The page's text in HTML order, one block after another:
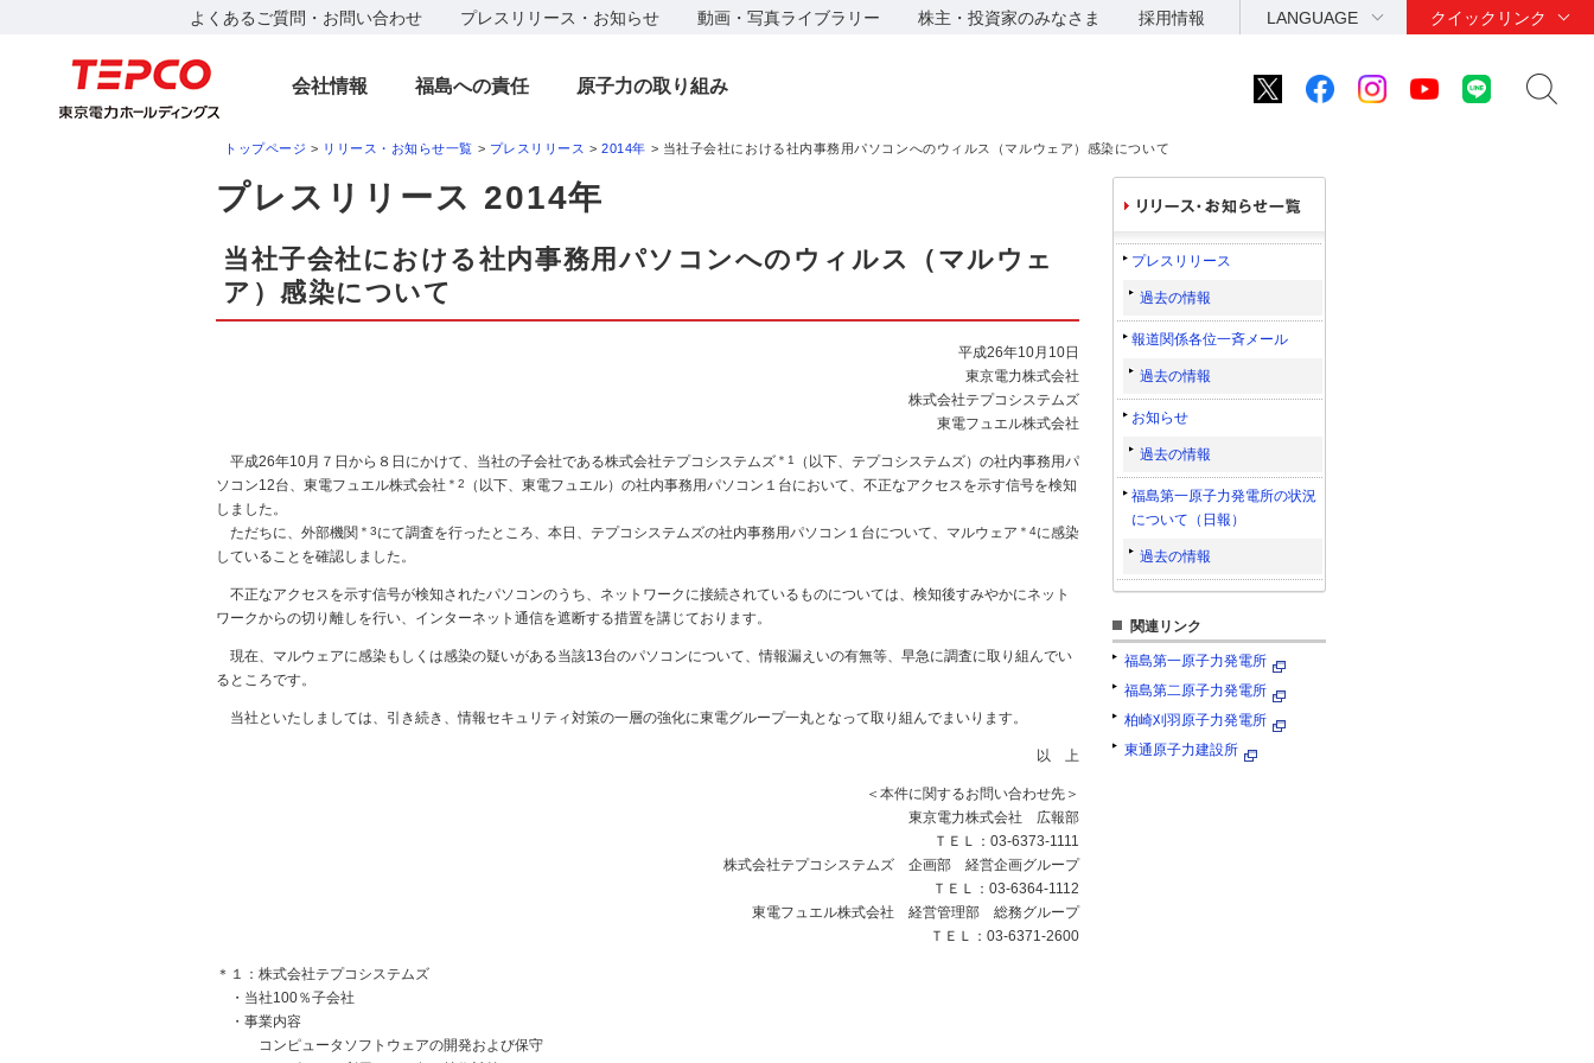
よくあるご質問・お問い合わせ プレスリリース・お知らせ 動画・写真ライブラリー 株主・投資家のみなさま 採用情報 LANGUAGE クイックリンク
会社情報 福島への責任 原子力の取り組み
トップページ > リリース・お知らせ一覧 > プレスリリース >2014年 > 当社子会社における社内事務用パソコンへのウィルス（マルウェア）感染について
プレスリリース 2014年
当社子会社における社内事務用パソコンへのウィルス（マルウェ
ア）感染について
平成26年10月10日
東京電力株式会社
株式会社テプコシステムズ
東電フュエル株式会社
平成26年10月７日から８日にかけて、当社の子会社である株式会社テプコシステムズ ＊1
（以下、テプコシステムズ）の社内事務用パ
ソコン12台、東電フュエル株式会社 ＊2
（以下、東電フュエル）の社内事務用パソコン１台において、不正なアクセスを示す信号を検知
しました。
ただちに、外部機関 ＊3にて調査を行ったところ、本日、テプコシステムズの社内事務用パソコン１台について、マルウェア ＊4に感染
していることを確認しました。
不正なアクセスを示す信号が検知されたパソコンのうち、ネットワークに接続されているものについては、検知後すみやかにネット
ワークからの切り離しを行い、インターネット通信を遮断する措置を講じております。
現在、マルウェアに感染もしくは感染の疑いがある当該13台のパソコンについて、情報漏えいの有無等、早急に調査に取り組んでい
るところです。
当社といたしましては、引き続き、情報セキュリティ対策の一層の強化に東電グループ一丸となって取り組んでまいります。
以 上
＜本件に関するお問い合わせ先＞
東京電力株式会社 広報部
ＴＥＬ：03-6373-1111
株式会社テプコシステムズ 企画部 経営企画グループ
ＴＥＬ：03-6364-1112
東電フュエル株式会社 経営管理部 総務グループ
ＴＥＬ：03-6371-2600
＊１：株式会社テプコシステムズ
・当社100％子会社
・事業内容
コンピュータソフトウェアの開発および保守
プレスリリース
過去の情報
報道関係各位一斉メール
過去の情報
お知らせ
過去の情報
福島第一原子力発電所の状況
について（日報）
過去の情報
関連リンク
福島第一原子力発電所
福島第二原子力発電所
柏崎刈羽原子力発電所
東通原子力建設所